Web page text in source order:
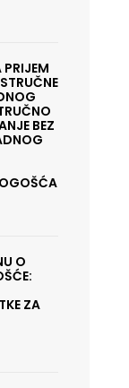
BEZ
O
ZA